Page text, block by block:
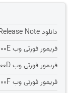
دانلود Release Note فریمور فورتی وب ورژن 7.4.13
فریمور فورتی وب FWB-600E ورژن 7.4.13
فریمور فورتی وب FWB-600D ورژن 7.4.13
فریمور فورتی وب FWB-1000F ورژن 7.4.13